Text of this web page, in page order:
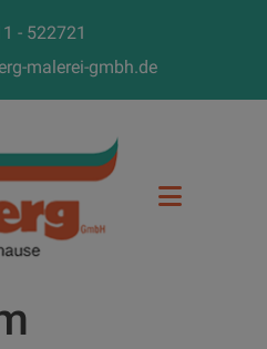
- 522721
malerei-gmbh.de